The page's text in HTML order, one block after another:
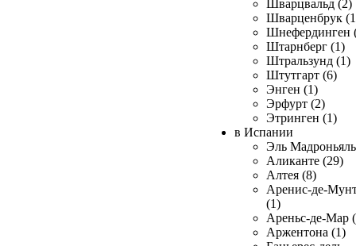
Шварцвальд (2)
Шварценбрук
Шнефердинген
Штарнберг (1)
Штральзунд (1)
Штутгарт (6)
Энген (1)
Эрфурт (2)
Этринген (1)
в Испании
Эль
Аликанте (29)
Алтея (8)
Аренис-де-
(1)
Ареньс-де-Мар
Аржентона (1)